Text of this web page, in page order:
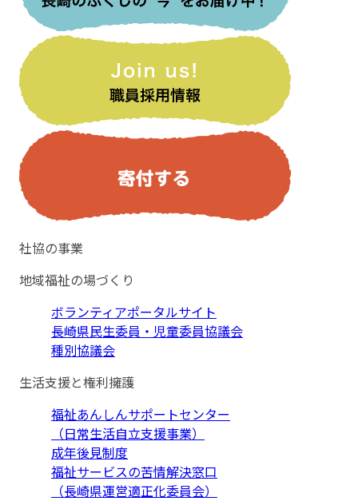
社協の事業
地域福祉の場づくり
ボランティアポータルサイト
長崎県民生委員・児童委員協議会
種別協議会
生活支援と権利擁護
福祉あんしんサポートセンター
（日常生活自立支援事業）
成年後見制度
福祉サービスの苦情解決窓口
（長崎県運営適正化委員会）